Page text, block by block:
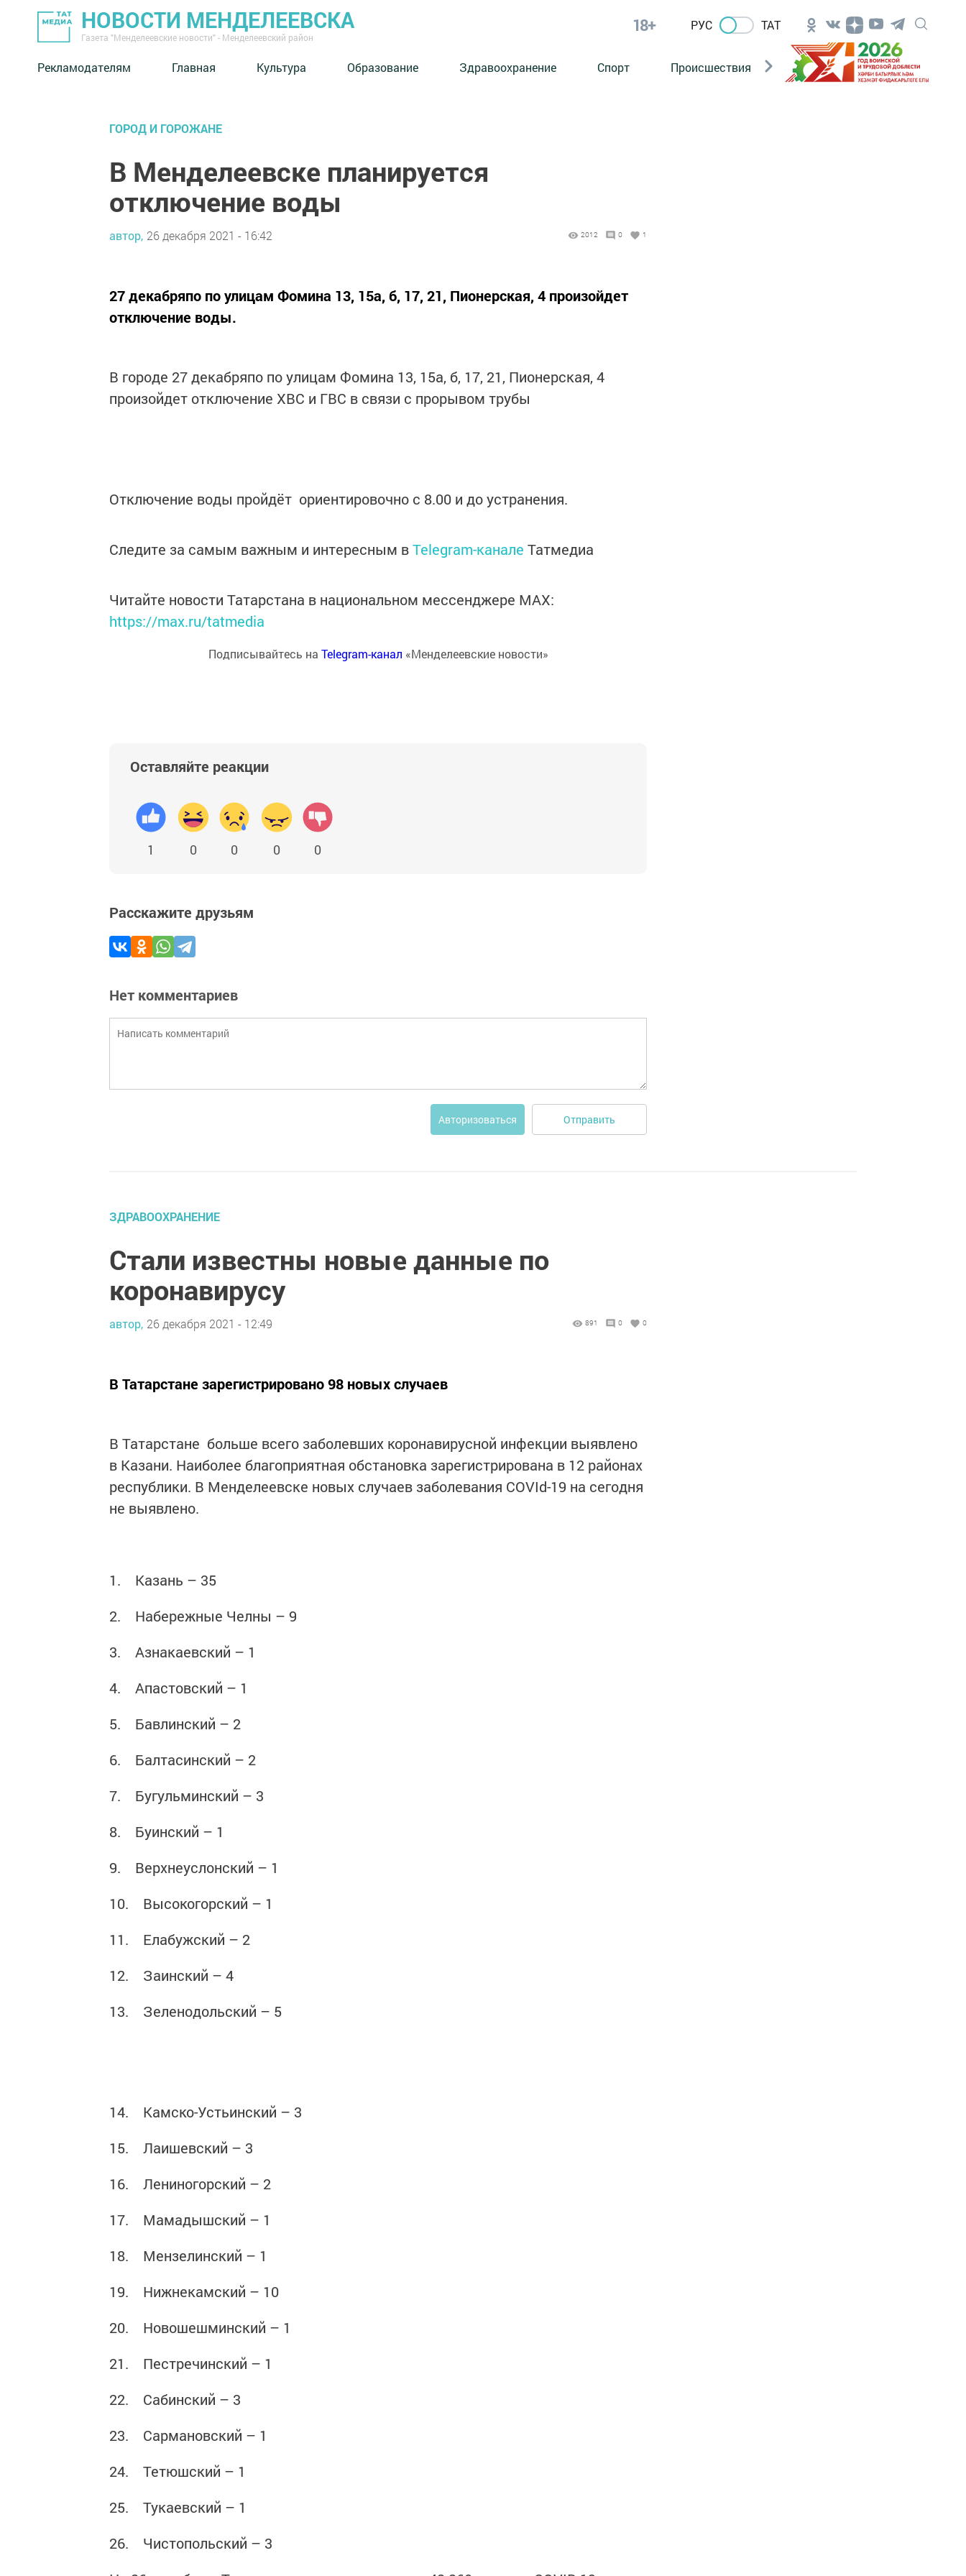
НОВОСТИ МЕНДЕЛЕЕВСКА
Газета "Менделеевские новости" - Менделеевский район
18+ РУС ТАТ
Рекламодателям Главная Культура Образование Здравоохранение Спорт Происшествия Новости Госавтоинспекции
ГОРОД И ГОРОЖАНЕ
В Менделеевске планируется
отключение воды
автор, 26 декабря 2021 - 16:42 2012 0 1
27 декабряпо по улицам Фомина 13, 15а, б, 17, 21, Пионерская, 4 произойдет
отключение воды.
В городе 27 декабряпо по улицам Фомина 13, 15а, б, 17, 21, Пионерская, 4
произойдет отключение ХВС и ГВС в связи с прорывом трубы
Отключение воды пройдёт ориентировочно с 8.00 и до устранения.
Следите за самым важным и интересным вTelegram-канале Татмедиа
Читайте новости Татарстана в национальном мессенджере MАХ:
https://max.ru/tatmedia
Подписывайтесь на Telegram-канал «Менделеевские новости»
Оставляйте реакции
1 0 0 0 0
Расскажите друзьям
Нет комментариев
Авторизоваться Отправить
ЗДРАВООХРАНЕНИЕ
Стали известны новые данные по
коронавирусу
автор, 26 декабря 2021 - 12:49 891 0 0
В Татарстане зарегистрировано 98 новых случаев
В Татарстане больше всего заболевших коронавирусной инфекции выявлено
в Казани. Наиболее благоприятная обстановка зарегистрирована в 12 районах
республики. В Менделеевске новых случаев заболевания COVId-19 на сегодня
не выявлено.
1. Казань – 35
2. Набережные Челны – 9
3. Азнакаевский – 1
4. Апастовский – 1
5. Бавлинский – 2
6. Балтасинский – 2
7. Бугульминский – 3
8. Буинский – 1
9. Верхнеуслонский – 1
10. Высокогорский – 1
11. Елабужский – 2
12. Заинский – 4
13. Зеленодольский – 5
14. Камско-Устьинский – 3
15. Лаишевский – 3
16. Лениногорский – 2
17. Мамадышский – 1
18. Мензелинский – 1
19. Нижнекамский – 10
20. Новошешминский – 1
21. Пестречинский – 1
22. Сабинский – 3
23. Сармановский – 1
24. Тетюшский – 1
25. Тукаевский – 1
26. Чистопольский – 3